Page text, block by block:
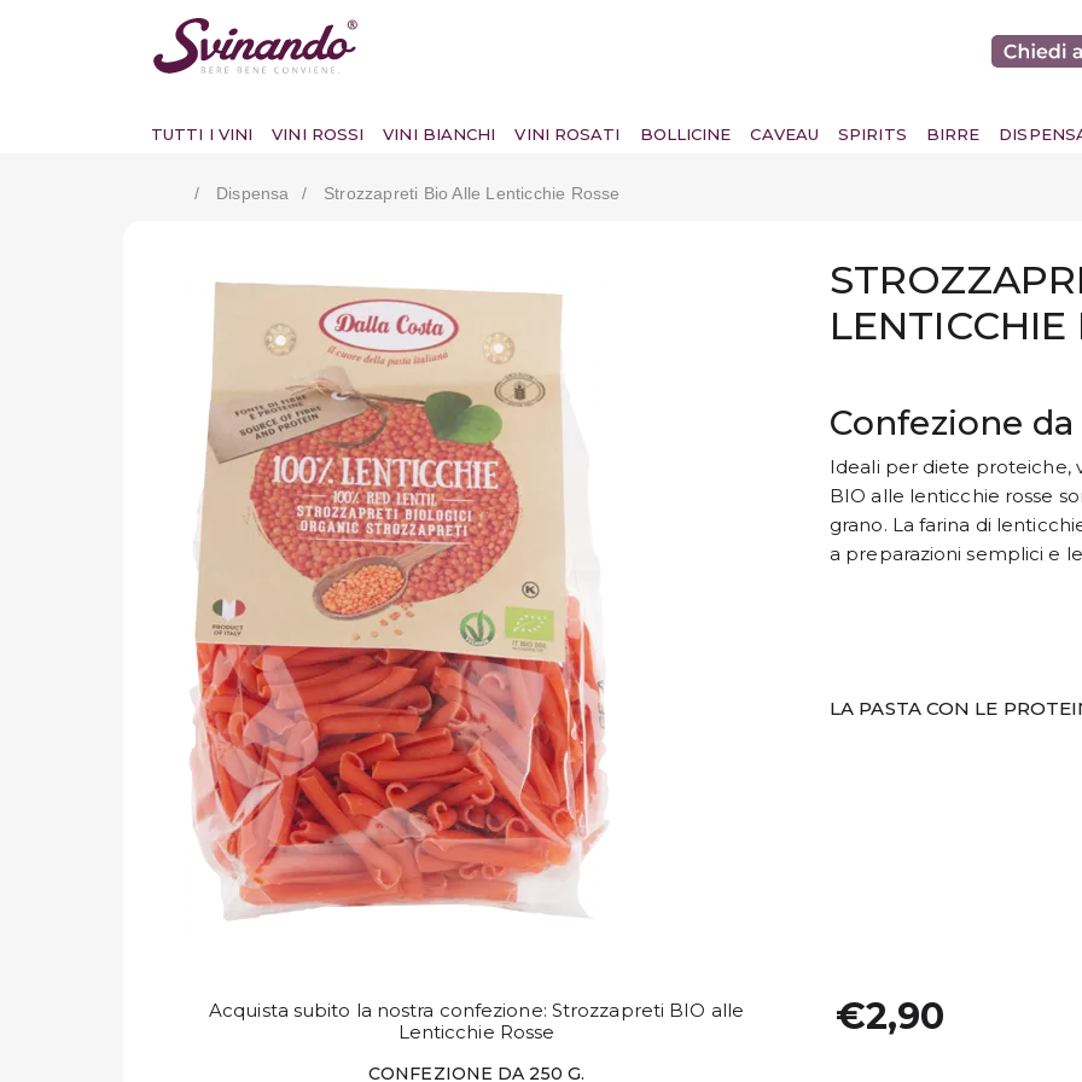
TUTTI I VINI VINI ROSSI VINI BIANCHI VINI ROSATI BOLLICINE CAVEAU SPIRITS BIRRE
Dispensa Strozzapreti Bio Alle Lenticchie Rosse
LENTICCHIE
Confezione da
Ideali per diete proteiche,
BIO alle lenticchie rosse
grano. La farina di
a preparazioni semplici e
LA PASTA CON LE
Acquista subito la nostra confezione: Strozzapreti BIO alle
Lenticchie Rosse
CONFEZIONE DA 250 G.
€2,90